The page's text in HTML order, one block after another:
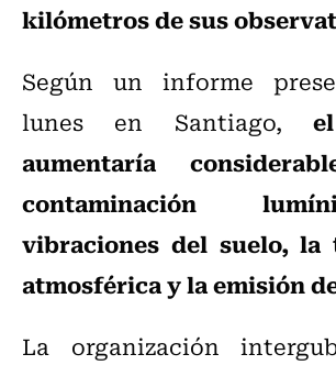
kilómetros de sus
Según un informe
lunes en Santiago,
aumentaría
contaminación
vibraciones del suelo, la
atmosférica y la emisión
La organización